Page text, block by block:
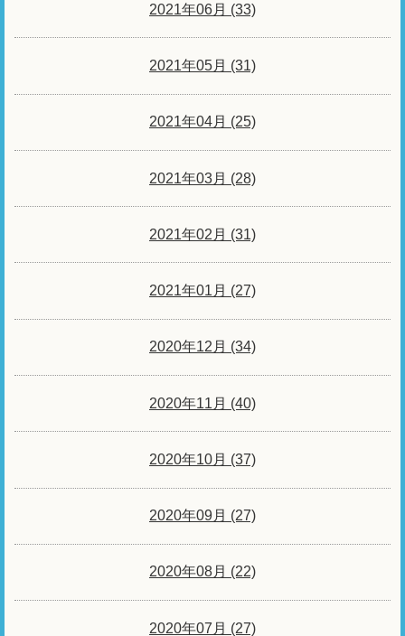
2021年06月 (33)
2021年05月 (31)
2021年04月 (25)
2021年03月 (28)
2021年02月 (31)
2021年01月 (27)
2020年12月 (34)
2020年11月 (40)
2020年10月 (37)
2020年09月 (27)
2020年08月 (22)
2020年07月 (27)